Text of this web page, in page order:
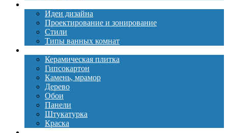
Идеи дизайна
Проектирование и зонирование
Стили
Типы ванных комнат
Керамическая плитка
Гипсокартон
Камень, мрамор
Дерево
Обои
Панели
Штукатурка
Краска